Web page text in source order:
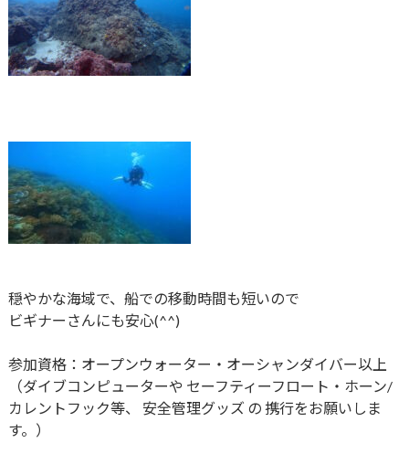
穏やかな海域で、船での移動時間も短いので
ビギナーさんにも安心(^^)
参加資格：オープンウォーター・オーシャンダイバー以上
（ダイブコンピューターや セーフティーフロート・ホーン/
カレントフック等、 安全管理グッズ の 携行をお願いしま
す。）